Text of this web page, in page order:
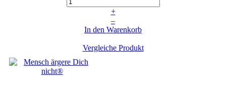
+
–
In den Warenkorb
Vergleiche Produkt